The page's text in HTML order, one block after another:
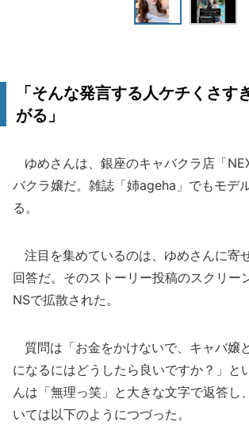
「そんな発言する人ケチくさす
がる」
ゆめさんは、銀座のキャバクラ店「
バクラ嬢だ。雑誌「姉ageha」でもモデ
る。
注目を集めているのは、ゆめさんに寄
回答だ。そのストーリー投稿のスクリー
NSで拡散された。
質問は「お金をかけないで、キャバ嬢
になるにはどうしたら良いですか？」と
んは「無理っ笑」と大きな文字で返答し
いては以下のようにつづった。